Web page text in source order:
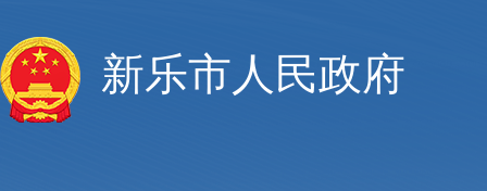
新乐市人民政府